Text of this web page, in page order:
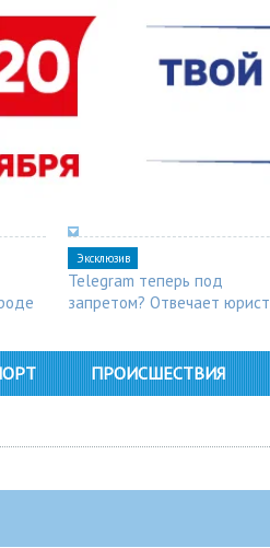
Эксклюзив
Telegram теперь под
запретом? Отвечает юрист
ПРОИСШЕСТВИЯ